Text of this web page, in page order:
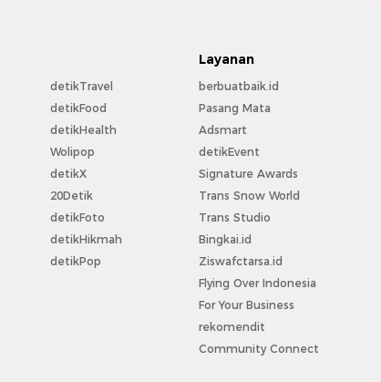
detikTravel
detikFood
detikHealth
Wolipop
detikX
20Detik
detikFoto
detikHikmah
detikPop
Layanan
berbuatbaik.id
Pasang Mata
Adsmart
detikEvent
Signature Awards
Trans Snow World
Trans Studio
Bingkai.id
Ziswafctarsa.id
Flying Over Indonesia
For Your Business
rekomendit
Community Connect